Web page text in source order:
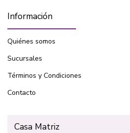
Información
Quiénes somos
Sucursales
Términos y Condiciones
Contacto
Casa Matriz